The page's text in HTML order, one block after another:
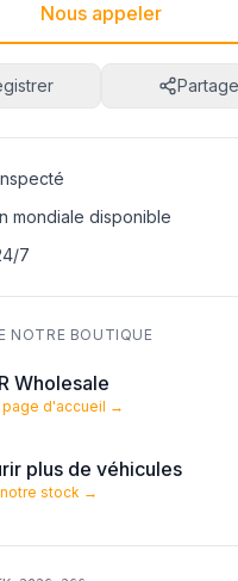
Nous appeler
mondiale disponible
7
NOTRE BOUTIQUE
Wholesale
page d'accueil →
plus de véhicules
stock →